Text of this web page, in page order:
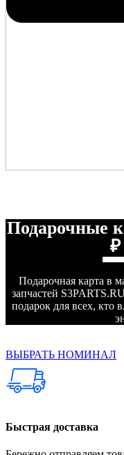
Подарочные
₽
Подарочная карта в
запчастей
подарок для всех, кто
ВЫБРАТЬ НОМИНАЛ
Быстрая доставка